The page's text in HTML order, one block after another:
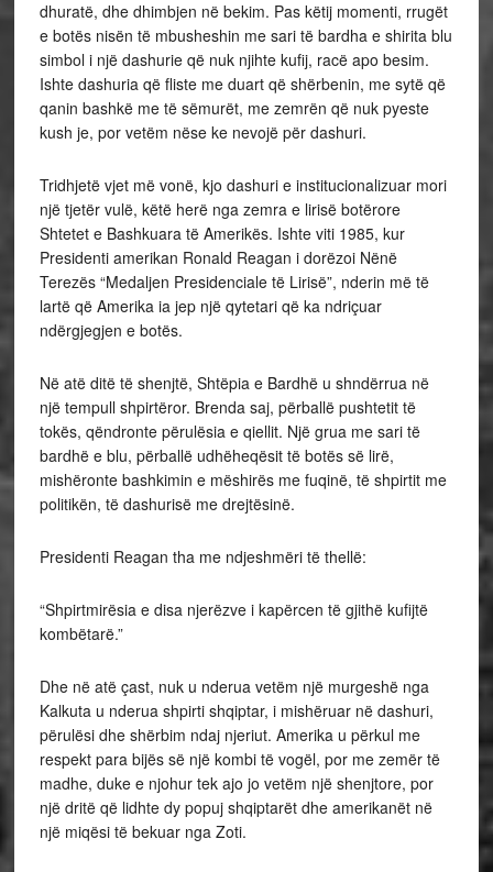
dhuratë, dhe dhimbjen në bekim. Pas këtij momenti, rrugët
e botës nisën të mbusheshin me sari të bardha e shirita blu
simbol i një dashurie që nuk njihte kufij, racë apo besim.
Ishte dashuria që fliste me duart që shërbenin, me sytë që
qanin bashkë me të sëmurët, me zemrën që nuk pyeste
kush je, por vetëm nëse ke nevojë për dashuri.
Tridhjetë vjet më vonë, kjo dashuri e institucionalizuar mori
një tjetër vulë, këtë herë nga zemra e lirisë botërore
Shtetet e Bashkuara të Amerikës. Ishte viti 1985, kur
Presidenti amerikan Ronald Reagan i dorëzoi Nënë
Terezës “Medaljen Presidenciale të Lirisë”, nderin më të
lartë që Amerika ia jep një qytetari që ka ndriçuar
ndërgjegjen e botës.
Në atë ditë të shenjtë, Shtëpia e Bardhë u shndërrua në
një tempull shpirtëror. Brenda saj, përballë pushtetit të
tokës, qëndronte përulësia e qiellit. Një grua me sari të
bardhë e blu, përballë udhëheqësit të botës së lirë,
mishëronte bashkimin e mëshirës me fuqinë, të shpirtit me
politikën, të dashurisë me drejtësinë.
Presidenti Reagan tha me ndjeshmëri të thellë:
“Shpirtmirësia e disa njerëzve i kapërcen të gjithë kufijtë
kombëtarë.”
Dhe në atë çast, nuk u nderua vetëm një murgeshë nga
Kalkuta u nderua shpirti shqiptar, i mishëruar në dashuri,
përulësi dhe shërbim ndaj njeriut. Amerika u përkul me
respekt para bijës së një kombi të vogël, por me zemër të
madhe, duke e njohur tek ajo jo vetëm një shenjtore, por
një dritë që lidhte dy popuj shqiptarët dhe amerikanët në
një miqësi të bekuar nga Zoti.